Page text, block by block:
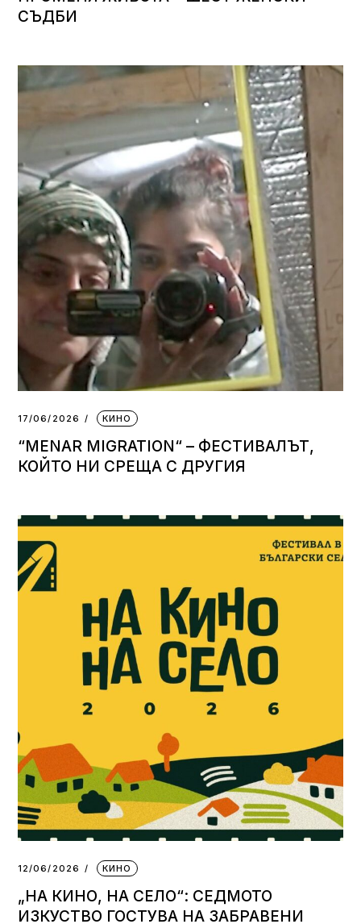
СЪДБИ
17/06/2026 КИНО
“MENAR MIGRATION“ – ФЕСТИВАЛЪТ,
КОЙТО НИ СРЕЩА С ДРУГИЯ
12/06/2026 КИНО
„НА КИНО, НА СЕЛО“: СЕДМОТО
ИЗКУСТВО ГОСТУВА НА ЗАБРАВЕНИ